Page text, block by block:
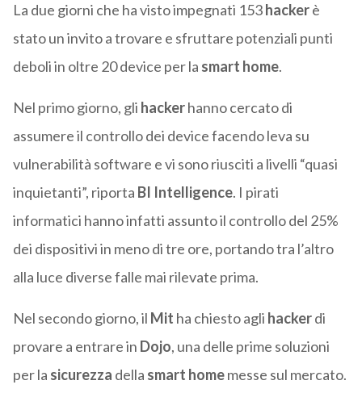
La due giorni che ha visto impegnati 153hackerè
stato un invito a trovare e sfruttare potenziali punti
deboli in oltre 20 device per la smart home.
Nel primo giorno, gli hackerhanno cercato di
assumere il controllo dei device facendo leva su
vulnerabilità software e vi sono riusciti a livelli “quasi
inquietanti”, riporta BI Intelligence. I pirati
informatici hanno infatti assunto il controllo del 25%
dei dispositivi in meno di tre ore, portando tra l’altro
alla luce diverse falle mai rilevate prima.
Nel secondo giorno, il Mit ha chiesto agli hackerdi
provare a entrare in Dojo, una delle prime soluzioni
per la sicurezza della smart homemesse sul mercato.